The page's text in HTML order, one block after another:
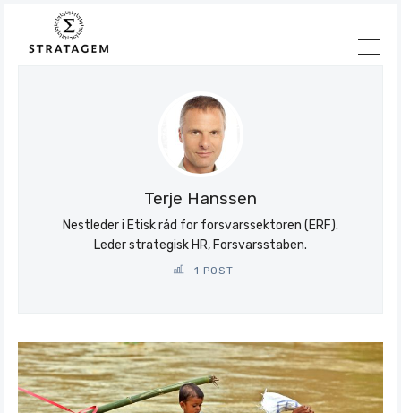
Søk
Stratagem
Terje Hanssen
Nestleder i Etisk råd for forsvarssektoren (ERF).
Leder strategisk HR, Forsvarsstaben.
1 POST